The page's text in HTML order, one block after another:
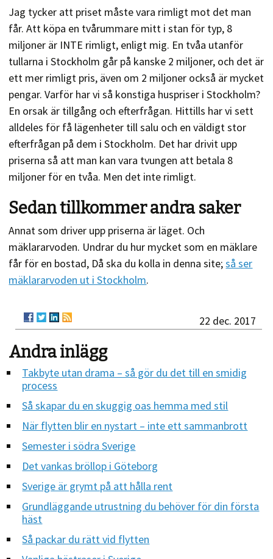
Jag tycker att priset måste vara rimligt mot det man
får. Att köpa en tvårummare mitt i stan för typ, 8
miljoner är INTE rimligt, enligt mig. En tvåa utanför
tullarna i Stockholm går på kanske 2 miljoner, och det är
ett mer rimligt pris, även om 2 miljoner också är mycket
pengar. Varför har vi så konstiga huspriser i Stockholm?
En orsak är tillgång och efterfrågan. Hittills har vi sett
alldeles för få lägenheter till salu och en väldigt stor
efterfrågan på dem i Stockholm. Det har drivit upp
priserna så att man kan vara tvungen att betala 8
miljoner för en tvåa. Men det inte rimligt.
Sedan tillkommer andra saker
Annat som driver upp priserna är läget. Och
mäklararvoden. Undrar du hur mycket som en mäklare
får för en bostad, Då ska du kolla in denna site;så ser
mäklararvoden ut i Stockholm.
22 dec. 2017
Andra inlägg
Takbyte utan drama – så gör du det till en smidig
process
Så skapar du en skuggig oas hemma med stil
När flytten blir en nystart – inte ett sammanbrott
Semester i södra Sverige
Det vankas bröllop i Göteborg
Sverige är grymt på att hålla rent
Grundläggande utrustning du behöver för din första
häst
Så packar du rätt vid flytten